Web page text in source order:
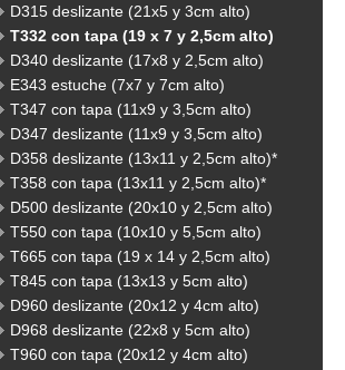
D315 deslizante (21x5 y 3cm alto)
T332 con tapa (19 x 7 y 2,5cm alto)
D340 deslizante (17x8 y 2,5cm alto)
E343 estuche (7x7 y 7cm alto)
T347 con tapa (11x9 y 3,5cm alto)
D347 deslizante (11x9 y 3,5cm alto)
D358 deslizante (13x11 y 2,5cm alto)*
T358 con tapa (13x11 y 2,5cm alto)*
D500 deslizante (20x10 y 2,5cm alto)
T550 con tapa (10x10 y 5,5cm alto)
T665 con tapa (19 x 14 y 2,5cm alto)
T845 con tapa (13x13 y 5cm alto)
D960 deslizante (20x12 y 4cm alto)
D968 deslizante (22x8 y 5cm alto)
T960 con tapa (20x12 y 4cm alto)